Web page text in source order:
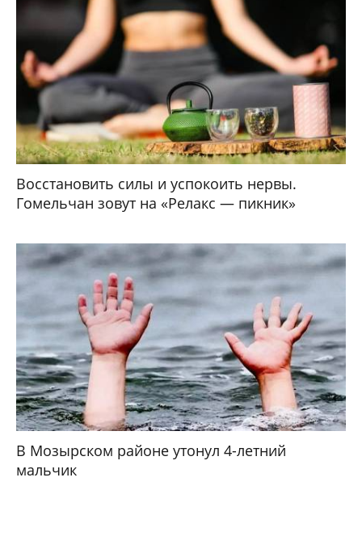
Восстановить силы и успокоить нервы.
Гомельчан зовут на «Релакс — пикник»
В Мозырском районе утонул 4-летний
мальчик